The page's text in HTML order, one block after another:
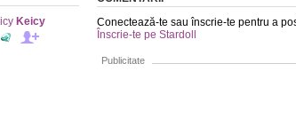
Keicy
Conectează-te sau înscrie-te pentru a
Înscrie-te pe Stardoll
Publicitate